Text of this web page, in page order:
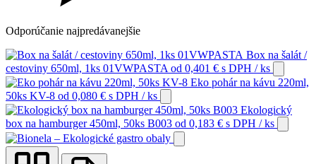
Odporúčanie najpredávanejšie
Box na šalát /
cestoviny 650ml, 1ks 01VWPASTA od 0,401 € s DPH / ks
Eko pohár na kávu 220ml,
50ks KV-8 od 0,080 € s DPH / ks
Ekologický
box na hamburger 450ml, 50ks B003 od 0,183 € s DPH / ks